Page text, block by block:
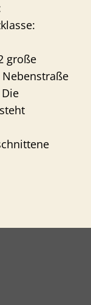
große